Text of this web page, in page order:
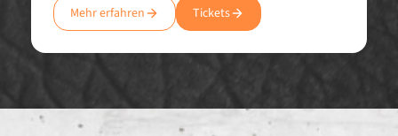
Mehr erfahren Tickets